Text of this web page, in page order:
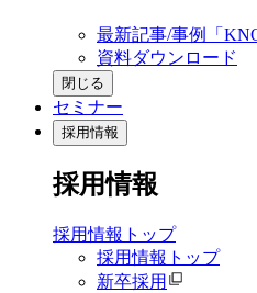
最新記事/事例「
資料ダウンロード
閉じる
セミナー
採用情報
採用情報
採用情報トップ
採用情報トップ
新卒採用